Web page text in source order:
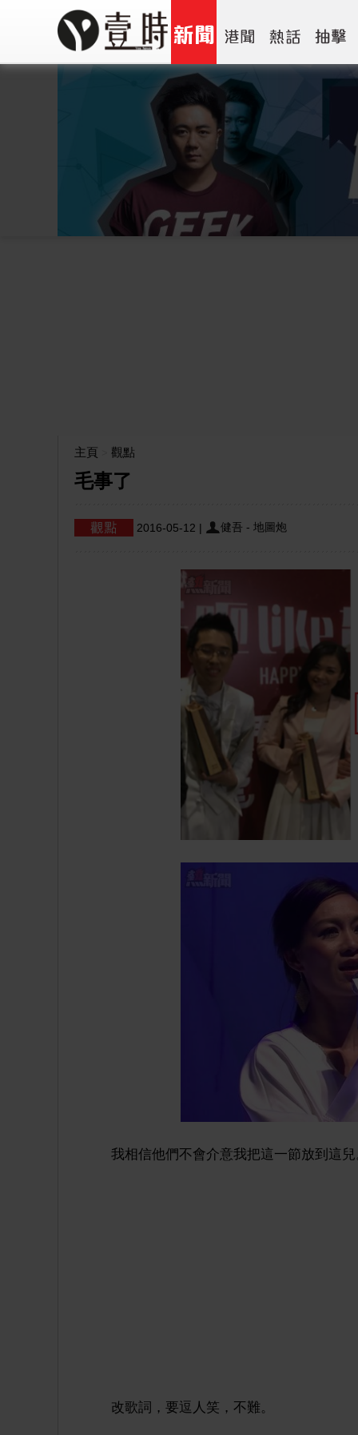
主頁 觀點
毛事了
2016-05-12 | 健吾 - 地圖炮
我相信他們不會介意我把這一節放到這
改歌詞，要逗人笑，不難。